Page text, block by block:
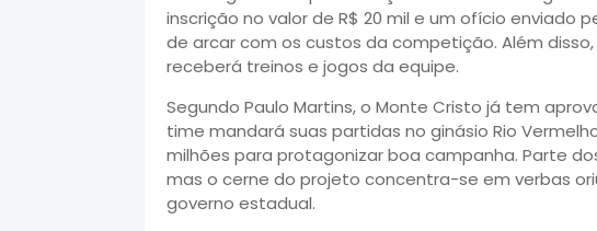
inscrição no valor de R$ 20 mil e um ofício enviado
de arcar com os custos da competição. Além
receberá treinos e jogos da equipe.
Segundo Paulo Martins, o Monte Cristo já tem
time mandará suas partidas no ginásio Rio
milhões para protagonizar boa campanha. Parte
mas o cerne do projeto concentra-se em verbas
governo estadual.